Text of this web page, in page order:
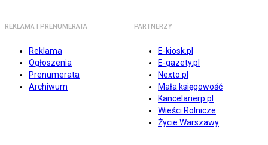
REKLAMA I PRENUMERATA
Reklama
Ogłoszenia
Prenumerata
Archiwum
PARTNERZY
E-kiosk.pl
E-gazety.pl
Nexto.pl
Mała księgowość
Kancelarierp.pl
Wieści Rolnicze
Życie Warszawy